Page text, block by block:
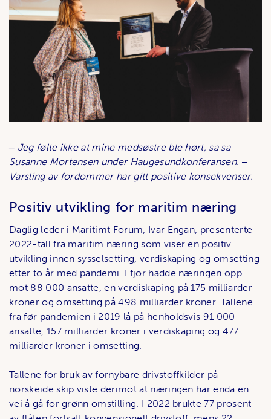
‒ Jeg følte ikke at mine medsøstre ble hørt, sa sa
Susanne Mortensen under Haugesundkonferansen. ‒
Varsling av fordommer har gitt positive konsekvenser.
Positiv utvikling for maritim næring
Daglig leder i Maritimt Forum, Ivar Engan, presenterte
2022-tall fra maritim næring som viser en positiv
utvikling innen sysselsetting, verdiskaping og omsetting
etter to år med pandemi. I fjor hadde næringen opp
mot 88 000 ansatte, en verdiskaping på 175 milliarder
kroner og omsetting på 498 milliarder kroner. Tallene
fra før pandemien i 2019 lå på henholdsvis 91 000
ansatte, 157 milliarder kroner i verdiskaping og 477
milliarder kroner i omsetting.
Tallene for bruk av fornybare drivstoffkilder på
norskeide skip viste derimot at næringen har enda en
vei å gå for grønn omstilling. I 2022 brukte 77 prosent